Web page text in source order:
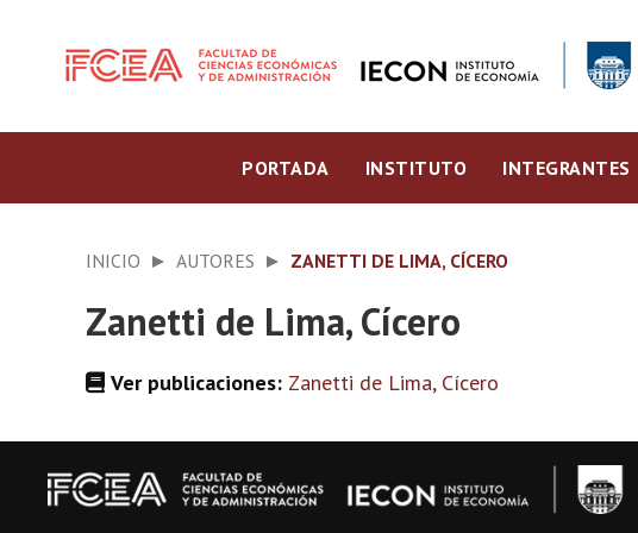
PORTADA INSTITUTO INTEGRANTES
INICIO AUTORES ZANETTI DE LIMA, CÍCERO
Zanetti de Lima, Cícero
Ver publicaciones: Zanetti de Lima, Cícero